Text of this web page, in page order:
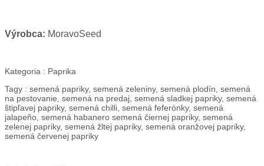
Výrobca: MoravoSeed
Kategoria : Paprika
Tagy : semená papriky, semená zeleniny, semená plodín, semená
na pestovanie, semená na predaj, semená sladkej papriky, semená
štipľavej papriky, semená chilli, semená feferónky, semená
jalapeño, semená habanero semená čiernej papriky, semená
zelenej papriky, semená žltej papriky, semená oranžovej papriky,
semená červenej papriky